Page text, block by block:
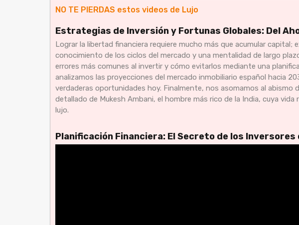
NO TE PIERDAS estos videos de Lujo
Estrategias de Inversión y Fortunas Globales: Del
Lograr la libertad financiera requiere mucho más que acumular capital;
conocimiento de los ciclos del mercado y una mentalidad de largo
errores más comunes al invertir y cómo evitarlos mediante una
analizamos las proyecciones del mercado inmobiliario español hacia
verdaderas oportunidades hoy. Finalmente, nos asomamos al abismo
detallado de Mukesh Ambani, el hombre más rico de la India, cuya
lujo.
Planificación Financiera: El Secreto de los Inversores